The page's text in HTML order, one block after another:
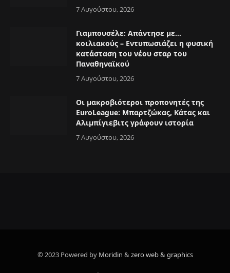
7 Αυγούστου, 2026
Γιαμπουσέλε: Απάντησε με…
κοιλιακούς – Εντυπωσιάζει η φυσική
κατάσταση του νέου σταρ του
Παναθηναϊκού
7 Αυγούστου, 2026
Οι μακροβιότεροι προπονητές της
EuroLeague: Μπαρτζώκας, Κάτας και
Αλιμπίγιεβιτς γράφουν ιστορία
7 Αυγούστου, 2026
© 2023 Powered by Moridin & zero web & graphics